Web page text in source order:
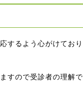
するよう心がけており
すので受診者の理解で